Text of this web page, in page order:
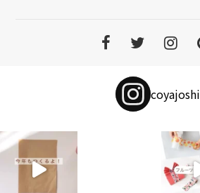
coyajoshi